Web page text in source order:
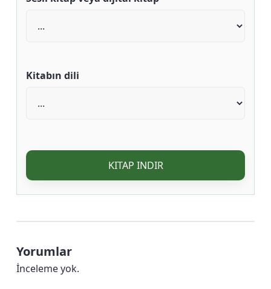
Kitabın dili
KITAP INDIR
Yorumlar
İnceleme yok.